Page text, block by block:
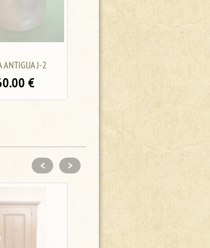
-JARRA Y
E-11 / PORTE
A LA PENINSULA
€
< >